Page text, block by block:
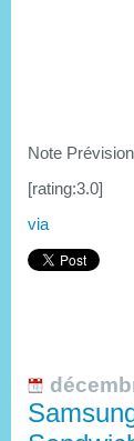
Note
[rating:3.0]
via